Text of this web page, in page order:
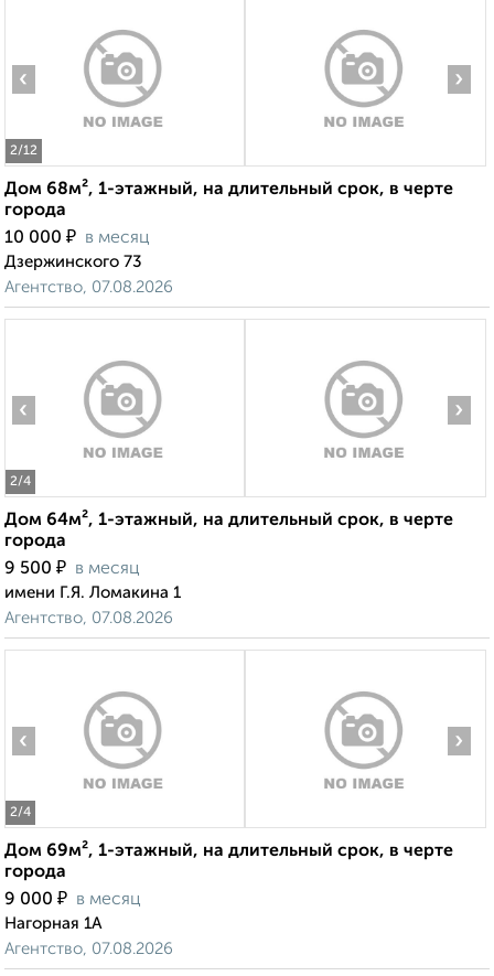
2/12
‹ ›
Дом 68м², 1-этажный, на длительный срок, в черте
города
10 000 ₽ в месяц
Дзержинского 73
Агентство, 07.08.2026
2/4
‹ ›
Дом 64м², 1-этажный, на длительный срок, в черте
города
9 500 ₽ в месяц
имени Г.Я. Ломакина 1
Агентство, 07.08.2026
2/4
‹ ›
Дом 69м², 1-этажный, на длительный срок, в черте
города
9 000 ₽ в месяц
Нагорная 1А
Агентство, 07.08.2026